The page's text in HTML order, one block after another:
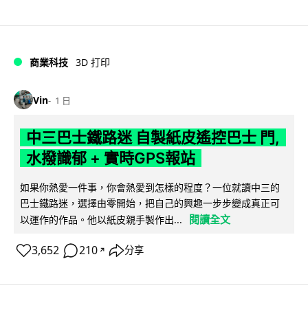
商業科技 3D 打印
Vin 1 日
中三巴士鐵路迷 自製紙皮遙控巴士 門,
水撥識郁 + 實時GPS報站
如果你熱愛一件事，你會熱愛到怎樣的程度？一位就讀中三的
巴士鐵路迷，選擇由零開始，把自己的興趣一步步變成真正可
以運作的作品。他以紙皮親手製作出...
閱讀全文
3,652 210 ↗ 分享